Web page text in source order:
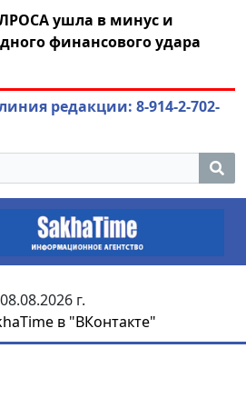
ушла в минус и
финансового удара
редакции: 8-914-2-702-
08.08.2026 г.
в "ВКонтакте"